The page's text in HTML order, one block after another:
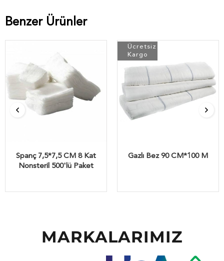
Benzer Ürünler
Spanç 7,5*7,5 CM 8 Kat
Nonsteril 500'lü Paket
Gazlı Bez 90 CM*100 M
Ücretsiz
Kargo
MARKALARIMIZ